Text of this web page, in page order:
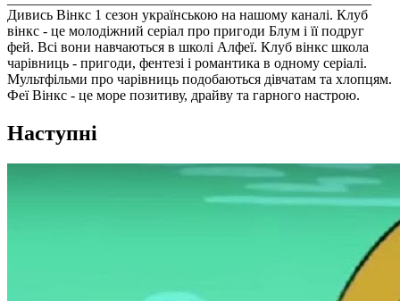
Дивись Вінкс 1 сезон українською на нашому каналі. Клуб
вінкс - це молодіжний серіал про пригоди Блум і її подруг
фей. Всі вони навчаються в школі Алфеї. Клуб вінкс школа
чарівниць - пригоди, фентезі і романтика в одному серіалі.
Мультфільми про чарівниць подобаються дівчатам та хлопцям.
Феї Вінкс - це море позитиву, драйву та гарного настрою.
Наступні